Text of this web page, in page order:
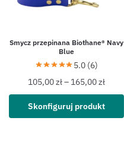
Smycz przepinana Biothane® Navy
Blue
5.0 (6)
105,00zł– 165,00zł
Skonfiguruj produkt